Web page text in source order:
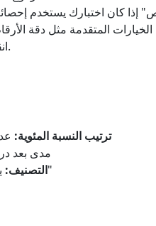
" لعرض نتائجك.
ترتيب النسبة المئوية:
مدى بعد
التصنيف:يتراوح من "منخفض جدًا" إلى "فوق المتوسط جدًا"